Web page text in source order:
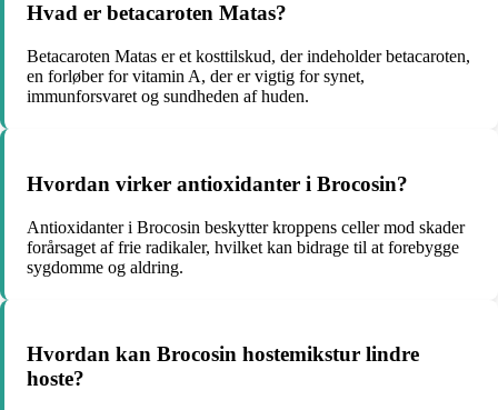
Hvad er betacaroten Matas?
Betacaroten Matas er et kosttilskud, der indeholder betacaroten,
en forløber for vitamin A, der er vigtig for synet,
immunforsvaret og sundheden af huden.
Hvordan virker antioxidanter i Brocosin?
Antioxidanter i Brocosin beskytter kroppens celler mod skader
forårsaget af frie radikaler, hvilket kan bidrage til at forebygge
sygdomme og aldring.
Hvordan kan Brocosin hostemikstur lindre
hoste?